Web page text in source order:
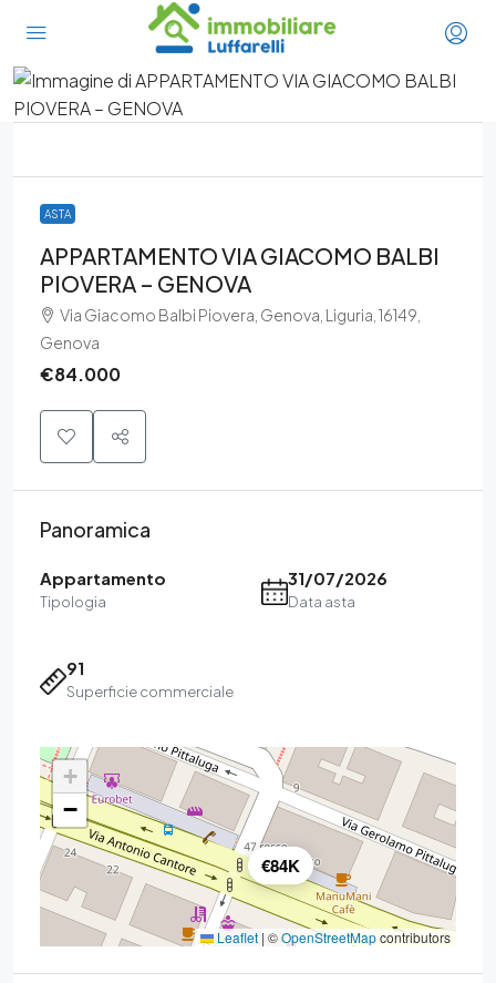
ASTA
APPARTAMENTO VIA GIACOMO BALBI
PIOVERA – GENOVA
Via Giacomo Balbi Piovera, Genova, Liguria, 16149,
Genova
€84.000
Panoramica
Appartamento
Tipologia
31/07/2026
Data asta
91
Superficie commerciale
€84K
+
−
Leaflet | ©OpenStreetMapcontributors